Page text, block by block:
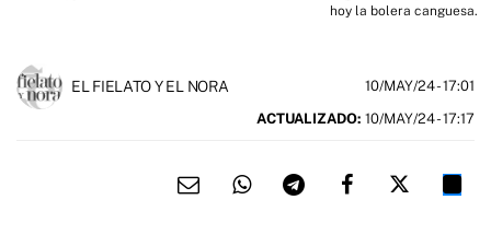
hoy la bolera canguesa.
EL FIELATO Y EL NORA 10/MAY/24- 17:01
ACTUALIZADO: 10/MAY/24 - 17:17